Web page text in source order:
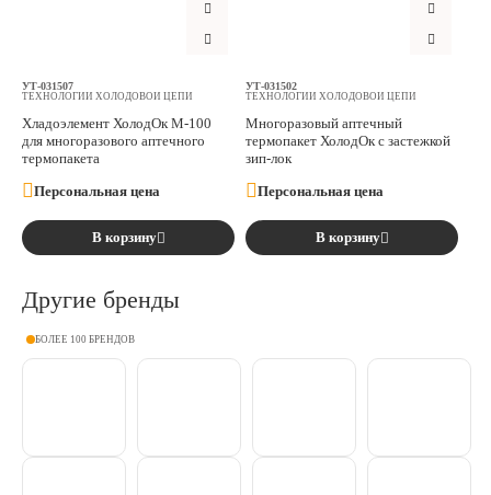
Расходные материалы
Шовный материал
Хирургические инструменты
УТ-031507
ТЕХНОЛОГИИ ХОЛОДОВОЙ ЦЕПИ
Хладоэлемент ХолодОк М-100
для многоразового аптечного
термопакета
Персональная цена
В корзину
УТ-031502
ТЕХНОЛОГИИ ХОЛОДОВОЙ ЦЕПИ
Многоразовый аптечный
термопакет ХолодОк с застежкой
зип-лок
Персональная цена
В корзину
Другие бренды
БОЛЕЕ 100 БРЕНДОВ